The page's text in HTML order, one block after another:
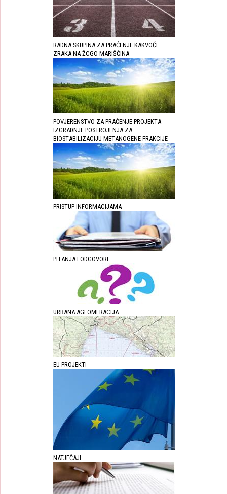
RADNA SKUPINA ZA PRAĆENJE KAKVOĆE
ZRAKA NA ŽCGO MARIŠĆINA
POVJERENSTVO ZA PRAĆENJE PROJEKTA
IZGRADNJE POSTROJENJA ZA
BIOSTABILIZACIJU METANOGENE FRAKCIJE
PRISTUP INFORMACIJAMA
PITANJA I ODGOVORI
URBANA AGLOMERACIJA
EU PROJEKTI
NATJEČAJI